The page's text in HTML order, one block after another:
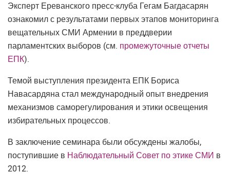
Эксперт Ереванского пресс-клуба Гегам Багдасарян
ознакомил с результатами первых этапов мониторинга
вещательных СМИ Армении в преддверии
парламентских выборов (см. промежуточные отчеты
ЕПК).
Темой выступления президента ЕПК Бориса
Навасардяна стал международный опыт внедрения
механизмов саморегулирования и этики освещения
избирательных процессов.
В заключение семинара были обсуждены жалобы,
поступившие в Наблюдательный Совет по этике СМИ в
2012.